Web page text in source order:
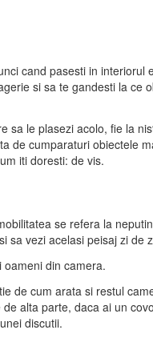
cand pasesti in interiorul
si sa te gandesti la ce
sa le plasezi acolo, fie la
de cumparaturi obiectele
iti doresti: de vis.
se refera la
sa vezi acelasi peisaj zi de
din camera.
de cum arata si restul
alta parte, daca ai un
discutii.